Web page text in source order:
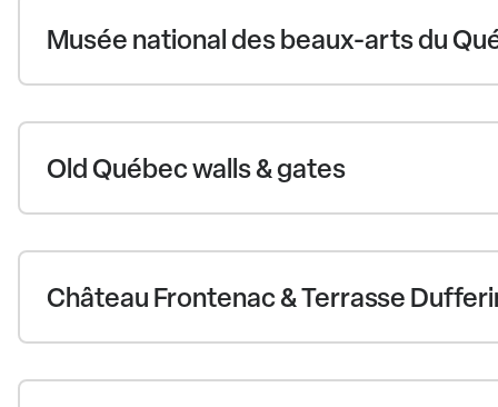
Musée national des beaux-arts du
Old Québec walls & gates
Château Frontenac & Terrasse